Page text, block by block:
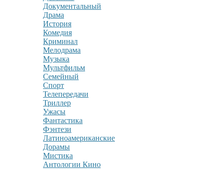
Документальный
Драма
История
Комедия
Криминал
Мелодрама
Музыка
Мультфильм
Семейный
Спорт
Телепередачи
Триллер
Ужасы
Фантастика
Фэнтези
Латиноамериканские
Дорамы
Мистика
Антологии Кино